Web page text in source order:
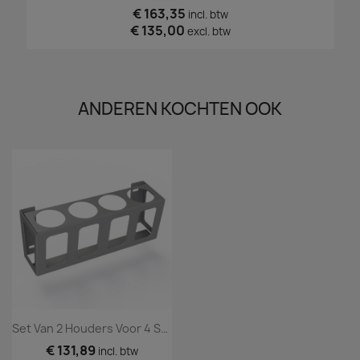
€ 163,35 incl. btw
€ 135,00 excl. btw
ANDEREN KOCHTEN OOK
€ 131,89 incl. btw